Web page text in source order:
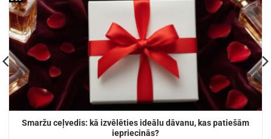
Smaržu ceļvedis: kā izvēlēties ideālu dāvanu, kas patiešām
iepriecinās?